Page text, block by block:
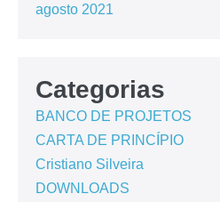
agosto 2021
Categorias
BANCO DE PROJETOS
CARTA DE PRINCÍPIO
Cristiano Silveira
DOWNLOADS